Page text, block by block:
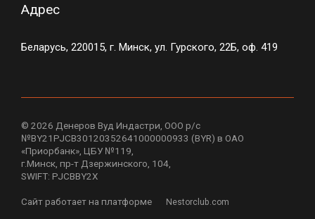
Адрес
Беларусь, 220015, г. Минск, ул. Гурского, 22Б, оф. 419
© 2026 Денеров Вуд Индастри, ООО р/с
№BY21PJCB30120352641000000933 (BYR) в ОАО
«Приорбанк», ЦБУ №119,
г.Минск, пр-т Дзержинского, 104,
SWIFT: PJCBBY2X
Сайт работает на платформе Nestorclub.com